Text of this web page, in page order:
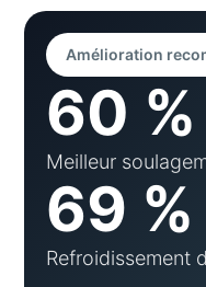
Amélioration
60 %
Meilleur
69 %
Refroidissement